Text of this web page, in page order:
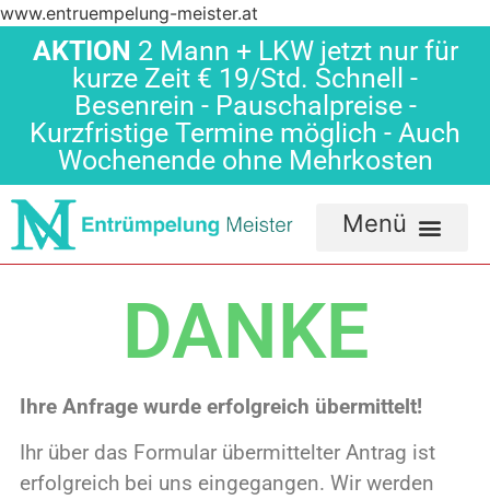
www.entruempelung-meister.at
AKTION 2 Mann + LKW jetzt nur für
kurze Zeit € 19/Std. Schnell -
Besenrein - Pauschalpreise -
Kurzfristige Termine möglich - Auch
Wochenende ohne Mehrkosten
DANKE
Ihre Anfrage wurde erfolgreich übermittelt!
Ihr über das Formular übermittelter Antrag ist
erfolgreich bei uns eingegangen. Wir werden